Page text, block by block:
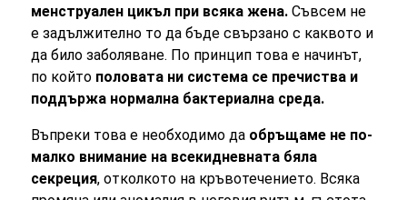
менструален цикъл при всяка жена.Съвсем не
е задължително то да бъде свързано с каквото и
да било заболяване. По принцип това е начинът,
по който половата ни система се пречиства и
поддържа нормална бактериална среда.
Въпреки това е необходимо да обръщаме не по-
малко внимание на всекидневната бяла
секреция, отколкото на кръвотечението. Всяка